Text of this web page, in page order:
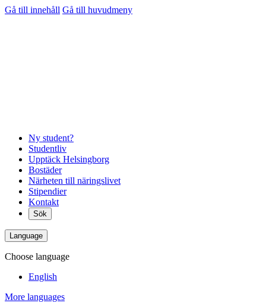
Gå till innehåll Gå till huvudmeny
Ny student?
Studentliv
Upptäck Helsingborg
Bostäder
Närheten till näringslivet
Stipendier
Kontakt
Sök
Language
Choose language
English
More languages